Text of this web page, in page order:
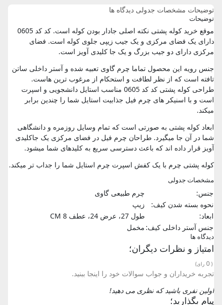
توضیحات مشخصات جدولی دیدگاه ها
توضیحات
موقع خرید کوله پشتی نکته اصلی جادار بودن کوله است. کد کد 0605
دارای یک فضای مرکزی و یک جیب زیپی جلوی کوله است. فضای
مرکزی دارای دو جیب بزرگ و یک جا کلیدی آویز است.
جنس رویه این محصول تماما چرم گاوی تعبیه شده و آستر داخلی ساتن
تافته است که از نظر لطافت و استحکام از مرغوب ترین هاست.
طراحی کوله پشتی کد کد 0605 مناسب استایل دانشجویی و اسپرت
است و با اسنیکر های چرم فیل جذابیت استایل شما را چندین برابر
میکند.
ابعاد کوله پشتی به صورتی است که تمام وسایل روزمره و دانشگاهی
شما در آن جا میگیرد. طراحان چرم فیل در فضای مرکزی یک جاکلیدی
آویز قرار داده اند که باعث دسترسی سریع به کلیدهای شما میشود.
کوله پشتی چرم با یک کفش اسپرت چرم استایل شما را جداب تر میکند.
مشخصات جدولی
جنس:
چرم طبیعی گاوی
نحوه بسته شدن کیف:
زیپ
ابعاد:
طول 27، عرض 24، عطف 8 CM
جنس آستر داخلی کیف: مخمل
دیدگاه ها
امتیاز و نظرات دیگران؛
(
0 رای)
تجربه خریداران و جواب سوالات خود را اینجا ببنید.
اولین نفری باشید که نظری می دهید!
پیام بگذارید؛